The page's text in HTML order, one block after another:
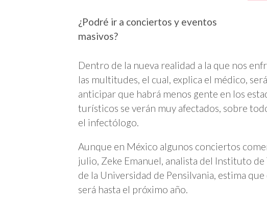
¿Podré ir a conciertos y eventos
masivos?
Dentro de la nueva realidad a la que nos
las multitudes, el cual, explica el médico,
anticipar que habrá menos gente en los
turísticos se verán muy afectados, sobre
el infectólogo.
Aunque en México algunos conciertos
julio, Zeke Emanuel, analista del Instituto
de la Universidad de Pensilvania, estima
será hasta el próximo año.